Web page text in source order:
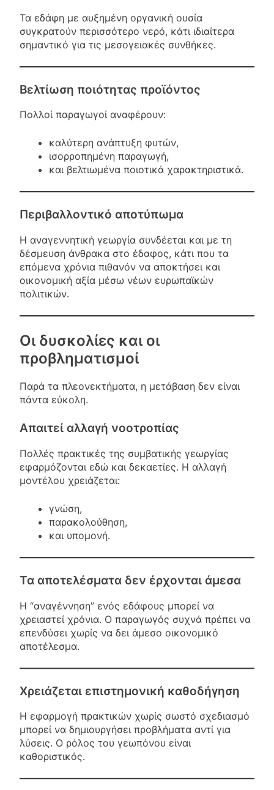
Τα εδάφη με αυξημένη οργανική ουσία
συγκρατούν περισσότερο νερό, κάτι ιδιαίτερα
σημαντικό για τις μεσογειακές συνθήκες.
Βελτίωση ποιότητας προϊόντος
Πολλοί παραγωγοί αναφέρουν:
καλύτερη ανάπτυξη φυτών,
ισορροπημένη παραγωγή,
και βελτιωμένα ποιοτικά χαρακτηριστικά.
Περιβαλλοντικό αποτύπωμα
Η αναγεννητική γεωργία συνδέεται και με τη
δέσμευση άνθρακα στο έδαφος, κάτι που τα
επόμενα χρόνια πιθανόν να αποκτήσει και
οικονομική αξία μέσω νέων ευρωπαϊκών
πολιτικών.
Οι δυσκολίες και οι
προβληματισμοί
Παρά τα πλεονεκτήματα, η μετάβαση δεν είναι
πάντα εύκολη.
Απαιτεί αλλαγή νοοτροπίας
Πολλές πρακτικές της συμβατικής γεωργίας
εφαρμόζονται εδώ και δεκαετίες. Η αλλαγή
μοντέλου χρειάζεται:
γνώση,
παρακολούθηση,
και υπομονή.
Τα αποτελέσματα δεν έρχονται άμεσα
Η “αναγέννηση” ενός εδάφους μπορεί να
χρειαστεί χρόνια. Ο παραγωγός συχνά πρέπει να
επενδύσει χωρίς να δει άμεσο οικονομικό
αποτέλεσμα.
Χρειάζεται επιστημονική καθοδήγηση
Η εφαρμογή πρακτικών χωρίς σωστό σχεδιασμό
μπορεί να δημιουργήσει προβλήματα αντί για
λύσεις. Ο ρόλος του γεωπόνου είναι
καθοριστικός.